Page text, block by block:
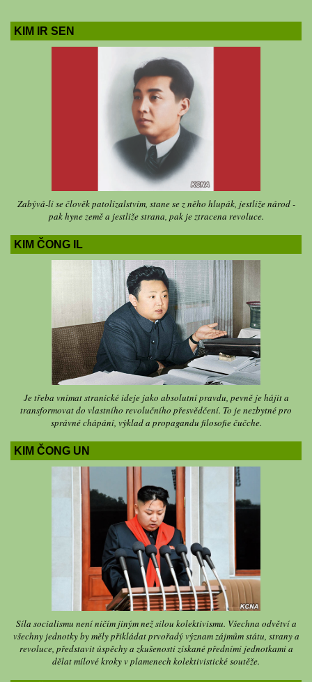
KIM IR SEN
Zabývá-li se člověk patolízalstvím, stane se z něho hlupák, jestliže národ -
pak hyne země a jestliže strana, pak je ztracena revoluce.
KIM ČONG IL
Je třeba vnímat stranické ideje jako absolutní pravdu, pevně je hájit a
transformovat do vlastního revolučního přesvědčení. To je nezbytné pro
správné chápání, výklad a propagandu filosofie čučche.
KIM ČONG UN
Síla socialismu není ničím jiným než silou kolektivismu. Všechna odvětví a
všechny jednotky by měly přikládat prvořadý význam zájmům státu, strany a
revoluce, představit úspěchy a zkušenosti získané předními jednotkami a
dělat mílové kroky v plamenech kolektivistické soutěže.